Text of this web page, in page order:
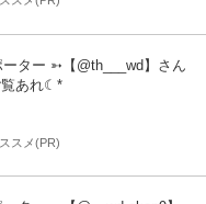
ター ➳【@th___wd】さん
覧あれ☾*
スメ(PR)